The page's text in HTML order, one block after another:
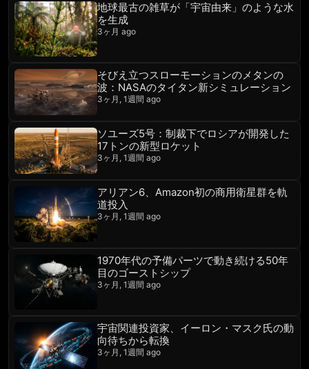
地球最古の雑草が「宇宙由来」のような水
を生成
3ヶ月 ago
そびえ立つスローモーションのメタンの
波：NASAのタイタン新シミュレーション
3ヶ月, 1週間 ago
ソユーズ5号：制裁下でロシアが開発した
17トンの新型ロケット
3ヶ月, 1週間 ago
アリアン6、Amazon初の商用衛星群を軌
道投入
3ヶ月, 1週間 ago
1970年代の予備パーツで動き続ける50年
目のゴーストシップ
3ヶ月, 1週間 ago
宇宙関連投資家、イーロン・マスク氏の動
向待ちから転換
3ヶ月, 1週間 ago